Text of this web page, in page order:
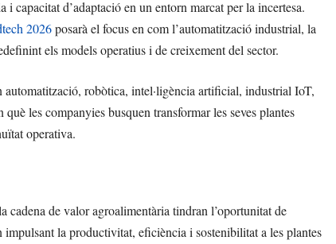
capacitat d’adaptació en un entorn marcat per la incertesa.
2026posarà el focus en com l’automatització industrial, la
els models operatius i de creixement del sector.
robòtica, intel·ligència artificial, industrial IoT,
les companyies busquen transformar les seves plantes
operativa.
cadena de valor agroalimentària tindran l’oportunitat de
impulsant la productivitat, eficiència i sostenibilitat a les plantes